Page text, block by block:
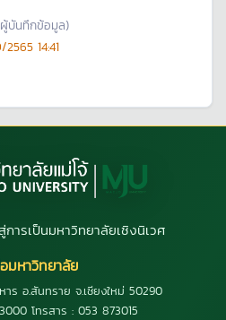
บันทึกข้อมูล)
14:41
ารเป็นมหาวิทยาลัยเชิงนิเวศ
มหาวิทยาลัย
ร อ.สันทราย จ.เชียงใหม่ 50290
โทรสาร : 053 873015